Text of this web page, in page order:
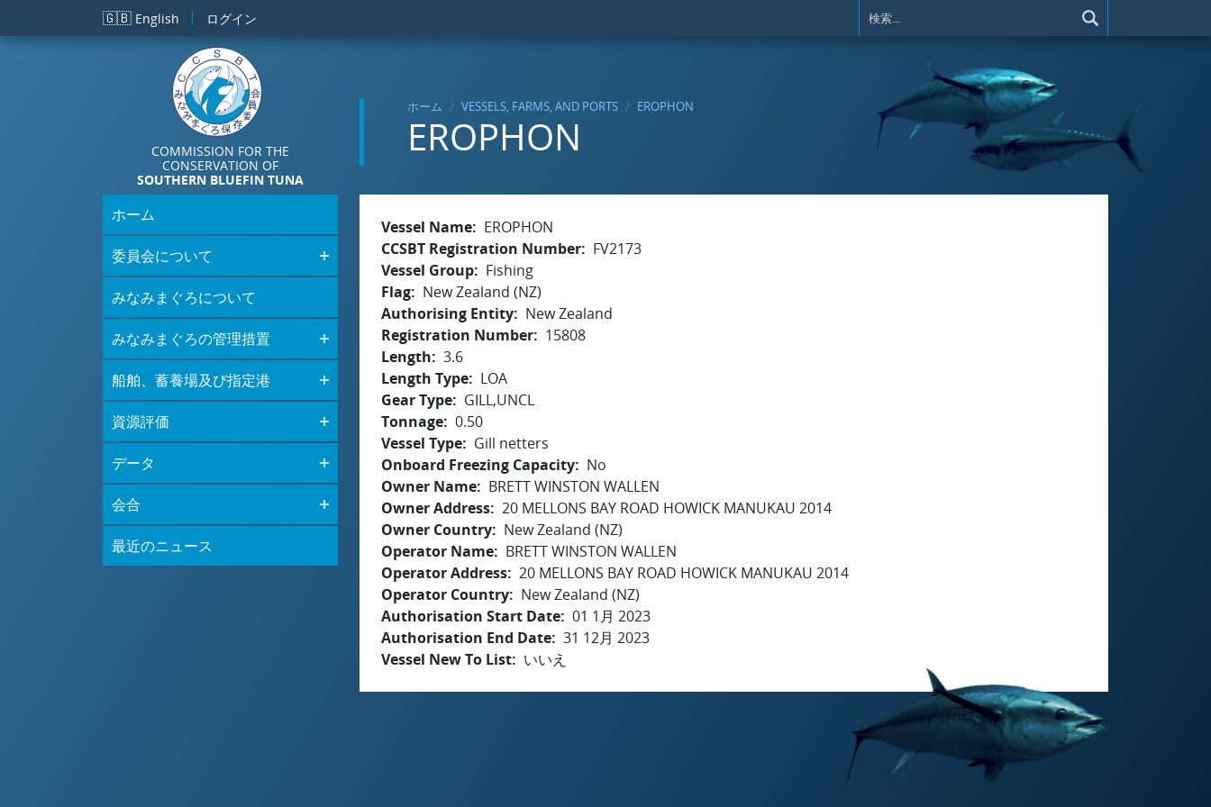
メインコンテンツに移動
🇬🇧 English ログイン
COMMISSION FOR THE
CONSERVATION OF
SOUTHERN BLUEFIN TUNA
ホーム VESSELS, FARMS, AND PORTS EROPHON
EROPHON
ホーム
委員会について
みなみまぐろについて
みなみまぐろの管理措置
船舶、蓄養場及び指定港
資源評価
データ
会合
最近のニュース
Vessel Name
EROPHON
CCSBT Registration Number
FV2173
Vessel Group
Fishing
Flag
New Zealand (NZ)
Authorising Entity
New Zealand
Registration Number
15808
Length
3.6
Length Type
LOA
Gear Type
GILL,UNCL
Tonnage 0.50
Vessel Type
Gill netters
Onboard Freezing Capacity
No
Owner Name
BRETT WINSTON WALLEN
Owner Address 20 MELLONS BAY ROAD HOWICK MANUKAU 2014
Owner Country
New Zealand (NZ)
Operator Name
BRETT WINSTON WALLEN
Operator Address 20 MELLONS BAY ROAD HOWICK MANUKAU 2014
Operator Country
New Zealand (NZ)
Authorisation Start Date 01 1月 2023
Authorisation End Date 31 12月 2023
Vessel New To List
いいえ